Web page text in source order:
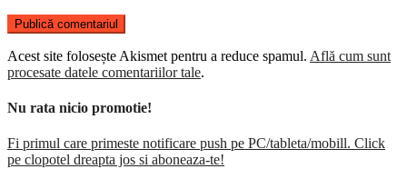
Acest site folosește Akismet pentru a reduce spamul. Află cum sunt
procesate datele comentariilor tale.
Nu rata nicio promotie!
Fi primul care primeste notificare push pe PC/tableta/mobill. Click
pe clopotel dreapta jos si aboneaza-te!